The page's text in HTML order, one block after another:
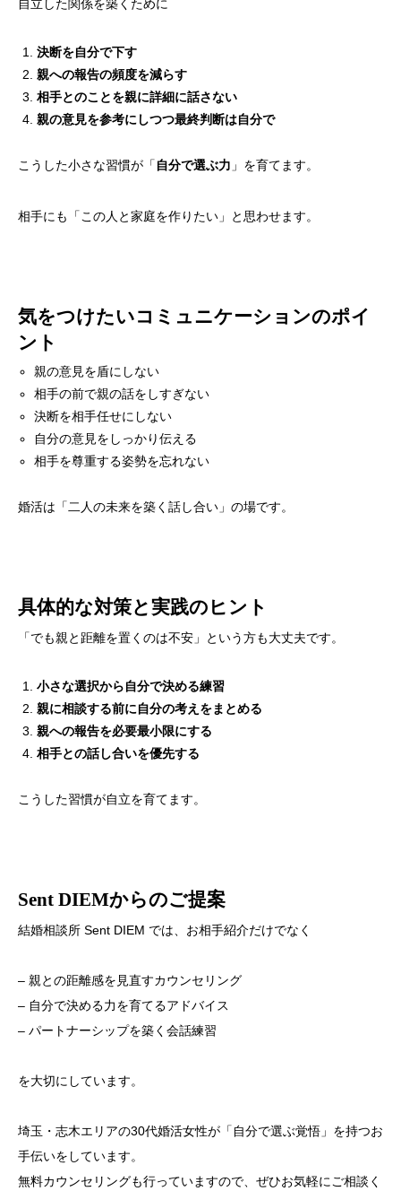
自立した関係を築くために
決断を自分で下す
親への報告の頻度を減らす
相手とのことを親に詳細に話さない
親の意見を参考にしつつ最終判断は自分で
こうした小さな習慣が「 自分で選ぶ力 」を育てます。
相手にも「この人と家庭を作りたい」と思わせます。
気をつけたいコミュニケーションのポイ
ント
親の意見を盾にしない
相手の前で親の話をしすぎない
決断を相手任せにしない
自分の意見をしっかり伝える
相手を尊重する姿勢を忘れない
婚活は「二人の未来を築く話し合い」の場です。
具体的な対策と実践のヒント
「でも親と距離を置くのは不安」という方も大丈夫です。
小さな選択から自分で決める練習
親に相談する前に自分の考えをまとめる
親への報告を必要最小限にする
相手との話し合いを優先する
こうした習慣が自立を育てます。
Sent DIEMからのご提案
結婚相談所 Sent DIEM では、お相手紹介だけでなく
– 親との距離感を見直すカウンセリング
– 自分で決める力を育てるアドバイス
– パートナーシップを築く会話練習
を大切にしています。
埼玉・志木エリアの30代婚活女性が「自分で選ぶ覚悟」を持つお
手伝いをしています。
無料カウンセリングも行っていますので、ぜひお気軽にご相談く